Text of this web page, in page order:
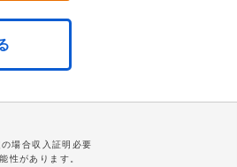
場合収入証明必要
性があります。